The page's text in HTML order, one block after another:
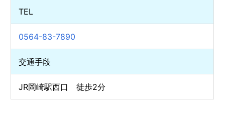
TEL
0564-83-7890
交通手段
JR岡崎駅西口 徒歩2分